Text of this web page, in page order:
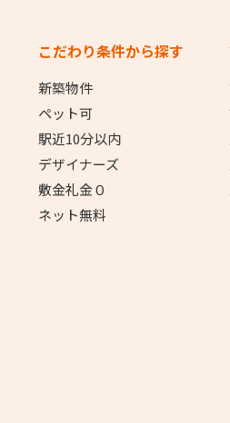
こだわり条件から探す
新築物件
ペット可
駅近10分以内
デザイナーズ
敷金礼金０
ネット無料